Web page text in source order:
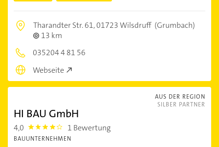
Tharandter Str. 61,01723 Wilsdruff (Grumbach)
13 km
035204 4 81 56
Webseite
AUS DER REGION
SILBER PARTNER
HI BAU GmbH
4,0 4.0 1 Bewertung
BAUUNTERNEHMEN